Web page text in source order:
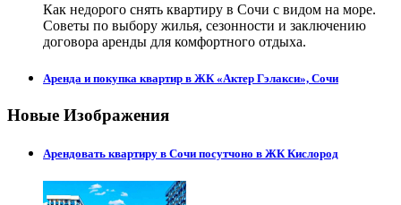
Как недорого снять квартиру в Сочи с видом на море.
Советы по выбору жилья, сезонности и заключению
договора аренды для комфортного отдыха.
Аренда и покупка квартир в ЖК «Актер Гэлакси», Сочи
Новые Изображения
Арендовать квартиру в Сочи посутчоно в ЖК Кислород